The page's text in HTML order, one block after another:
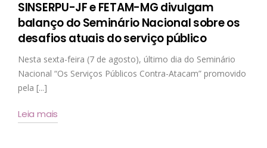
SINSERPU-JF e FETAM-MG divulgam
balanço do Seminário Nacional sobre os
desafios atuais do serviço público
Nesta sexta-feira (7 de agosto), último dia do Seminário
Nacional “Os Serviços Públicos Contra-Atacam” promovido
pela [...]
Leia mais